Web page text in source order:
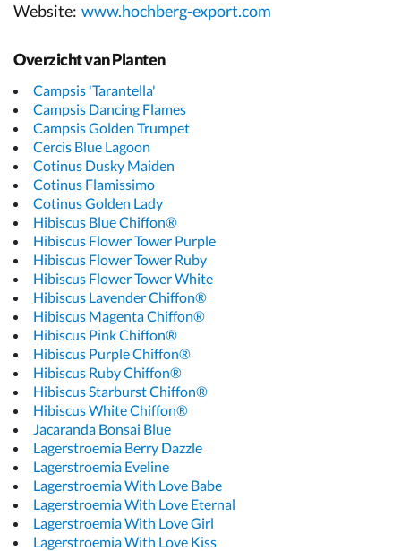
Website: www.hochberg-export.com
Overzicht van Planten
Campsis 'Tarantella'
Campsis Dancing Flames
Campsis Golden Trumpet
Cercis Blue Lagoon
Cotinus Dusky Maiden
Cotinus Flamissimo
Cotinus Golden Lady
Hibiscus Blue Chiffon®
Hibiscus Flower Tower Purple
Hibiscus Flower Tower Ruby
Hibiscus Flower Tower White
Hibiscus Lavender Chiffon®
Hibiscus Magenta Chiffon®
Hibiscus Pink Chiffon®
Hibiscus Purple Chiffon®
Hibiscus Ruby Chiffon®
Hibiscus Starburst Chiffon®
Hibiscus White Chiffon®
Jacaranda Bonsai Blue
Lagerstroemia Berry Dazzle
Lagerstroemia Eveline
Lagerstroemia With Love Babe
Lagerstroemia With Love Eternal
Lagerstroemia With Love Girl
Lagerstroemia With Love Kiss